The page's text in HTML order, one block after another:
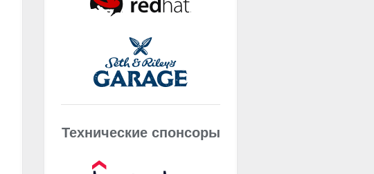
Технические спонсоры